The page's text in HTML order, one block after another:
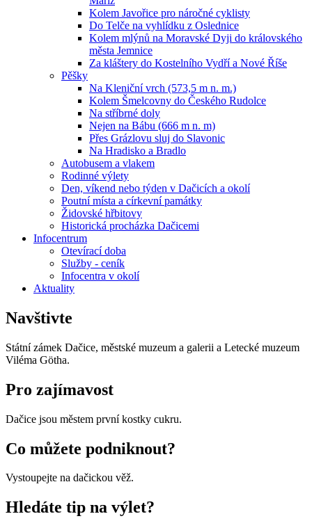
Kolem Javořice pro náročné cyklisty
Do Telče na vyhlídku z Oslednice
Kolem mlýnů na Moravské Dyji do královského
města Jemnice
Za kláštery do Kostelního Vydří a Nové Říše
Pěšky
Na Kleniční vrch (573,5 m n. m.)
Kolem Šmelcovny do Českého Rudolce
Na stříbrné doly
Nejen na Bábu (666 m n. m)
Přes Grázlovu sluj do Slavonic
Na Hradisko a Bradlo
Autobusem a vlakem
Rodinné výlety
Den, víkend nebo týden v Dačicích a okolí
Poutní místa a církevní památky
Židovské hřbitovy
Historická procházka Dačicemi
Infocentrum
Otevírací doba
Služby - ceník
Infocentra v okolí
Aktuality
Navštivte
Státní zámek Dačice, městské muzeum a galerii a Letecké muzeum
Viléma Götha.
Pro zajímavost
Dačice jsou městem první kostky cukru.
Co můžete podniknout?
Vystoupejte na dačickou věž.
Hledáte tip na výlet?